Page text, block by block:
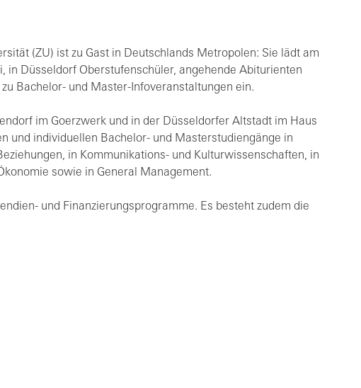
(ZU) ist zu Gast in Deutschlands Metropolen: Sie lädt am
in Düsseldorf Oberstufenschüler, angehende Abiturienten
Bachelor- und Master-Infoveranstaltungen ein.
im Goerzwerk und in der Düsseldorfer Altstadt im Haus
und individuellen Bachelor- und Masterstudiengänge in
in Kommunikations- und Kulturwissenschaften, in
sowie in General Management.
und Finanzierungsprogramme. Es besteht zudem die